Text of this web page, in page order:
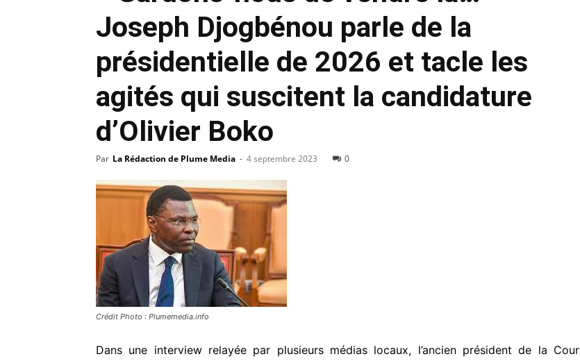
Joseph Djogbénou parle de la
présidentielle de 2026 et tacle les
agités qui suscitent la candidature
d’Olivier Boko
Par La Rédaction de Plume Media - 4 septembre 2023 0
Crédit Photo : Plumemedia.info
Dans une interview relayée par plusieurs médias locaux, l’ancien président de la Cour